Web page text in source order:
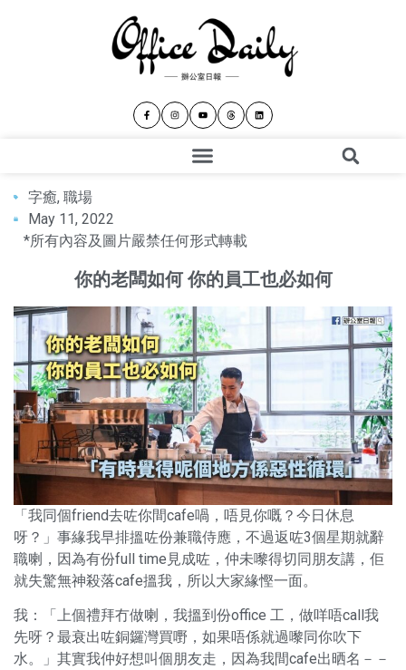
字癒, 職場
May 11, 2022
*所有內容及圖片嚴禁任何形式轉載
你的老闆如何 你的員工也必如何
「我同個friend去咗你間cafe喎，唔見你嘅？今日休息
呀？」事緣我早排搵咗份兼職侍應，不過返咗3個星期就辭
職喇，因為有份full time見成咗，仲未嚟得切同朋友講，佢
就失驚無神殺落cafe搵我，所以大家緣慳一面。
我：「上個禮拜冇做喇，我搵到份office 工，做咩唔call我
先呀？最衰出咗銅鑼灣買嘢，如果唔係就過嚟同你吹下
水。」其實我仲好想叫個朋友走，因為我間cafe出晒名－－